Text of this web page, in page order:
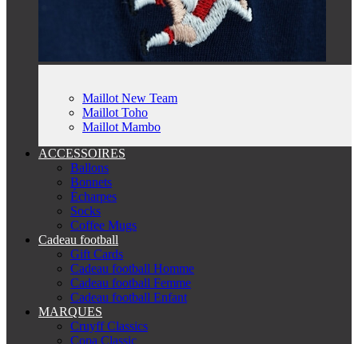
Maillot New Team
Maillot Toho
Maillot Mambo
ACCESSOIRES
Ballons
Bonnets
Écharpes
Socks
Coffee Mugs
Cadeau football
Gift Cards
Cadeau football Homme
Cadeau football Femme
Cadeau football Enfant
MARQUES
Cruyff Classics
Copa Classic